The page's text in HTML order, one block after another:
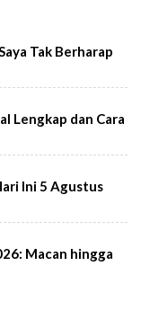
Tak Berharap
Lengkap dan Cara
Ini 5 Agustus
Macan hingga